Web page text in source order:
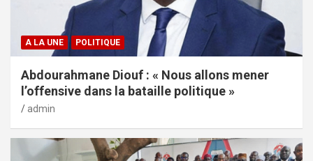
A LA UNE POLITIQUE
Abdourahmane Diouf : « Nous allons mener
l’offensive dans la bataille politique »
admin